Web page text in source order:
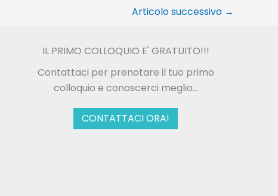
Articolo successivo →
IL PRIMO COLLOQUIO E' GRATUITO!!!
Contattaci per prenotare il tuo primo
colloquio e conoscerci meglio...
CONTATTACI ORA!